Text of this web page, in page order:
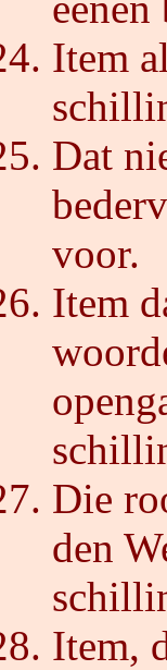
Item
Dat
voor.
Item
Die
den
Item,